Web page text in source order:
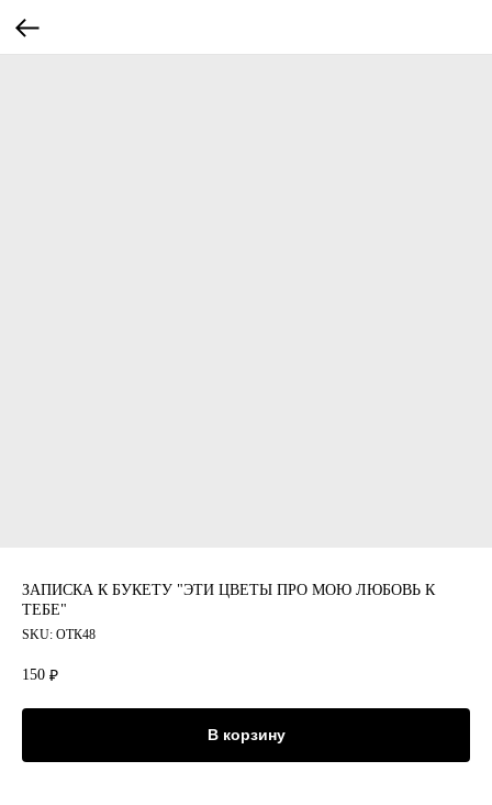
ЗАПИСКА К БУКЕТУ "ЭТИ ЦВЕТЫ ПРО МОЮ ЛЮБОВЬ К
ТЕБЕ"
SKU: ОТК48
150 ₽
В корзину